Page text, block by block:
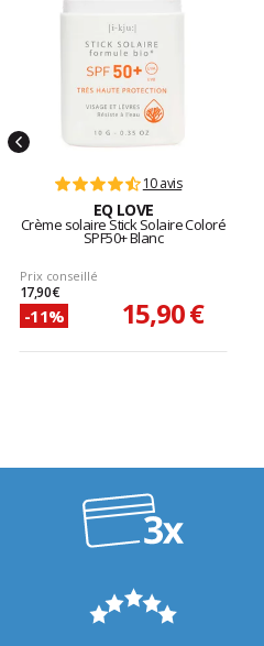
10 avis
EQ LOVE
Crème solaire Stick Solaire Coloré
SPF50+ Blanc
Prix conseillé
17,90 €
-11% 15,90 €